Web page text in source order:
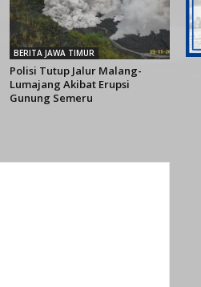
BERITA JAWA TIMUR
Polisi Tutup Jalur Malang-
Lumajang Akibat Erupsi
Gunung Semeru